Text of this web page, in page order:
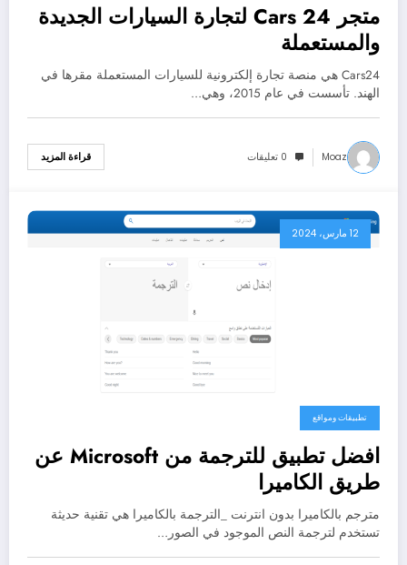
متجر Cars 24 لتجارة السيارات الجديدة
والمستعملة
Cars24 هي منصة تجارة إلكترونية للسيارات المستعملة مقرها في
الهند. تأسست في عام 2015، وهي…
Moaz 0 تعليقات قراءة المزيد
12 مارس، 2024
تطبيقات ومواقع
افضل تطبيق للترجمة من Microsoft عن
طريق الكاميرا
مترجم بالكاميرا بدون انترنت _الترجمة بالكاميرا هي تقنية حديثة
تستخدم لترجمة النص الموجود في الصور…